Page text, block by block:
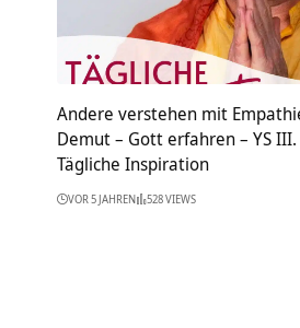
Andere verstehen mit
Demut – Gott erfahren – YS III.
Tägliche Inspiration
VOR 5 JAHREN 528 VIEWS